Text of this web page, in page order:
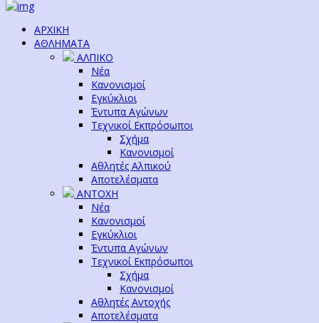
ΑΡΧΙΚΗ
ΑΘΛΗΜΑΤΑ
ΑΛΠΙΚΟ
Νέα
Κανονισμοί
Εγκύκλιοι
Έντυπα Αγώνων
Τεχνικοί Εκπρόσωποι
Σχήμα
Κανονισμοί
Αθλητές Αλπικού
Αποτελέσματα
ΑΝΤΟΧΗ
Νέα
Κανονισμοί
Εγκύκλιοι
Έντυπα Αγώνων
Τεχνικοί Εκπρόσωποι
Σχήμα
Κανονισμοί
Αθλητές Αντοχής
Αποτελέσματα